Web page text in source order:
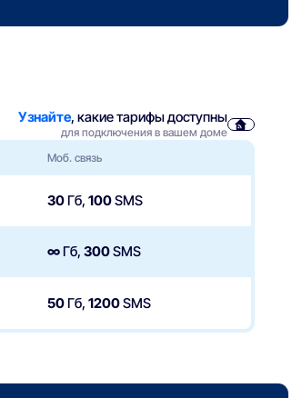
Узнайте, какие тарифы доступны
для подключения в вашем доме
Моб. связь
30Гб,100SMS
∞Гб,300SMS
50Гб,1200SMS